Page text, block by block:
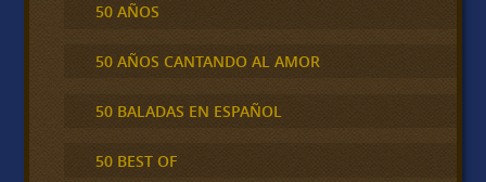
50 AÑOS
50 AÑOS CANTANDO AL AMOR
50 BALADAS EN ESPAÑOL
50 BEST OF